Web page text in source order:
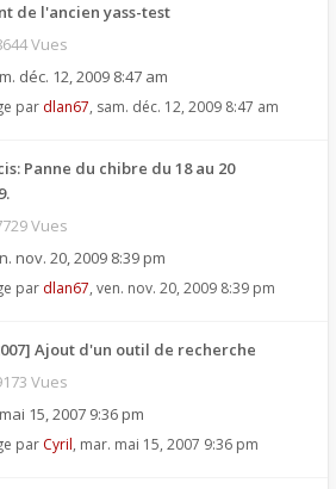
de l'ancien yass-test
Vues
déc. 12, 2009 8:47 am
par dlan67, sam. déc. 12, 2009 8:47 am
Panne du chibre du 18 au 20
Vues
nov. 20, 2009 8:39 pm
par dlan67, ven. nov. 20, 2009 8:39 pm
Ajout d'un outil de recherche
Vues
15, 2007 9:36 pm
par Cyril, mar. mai 15, 2007 9:36 pm